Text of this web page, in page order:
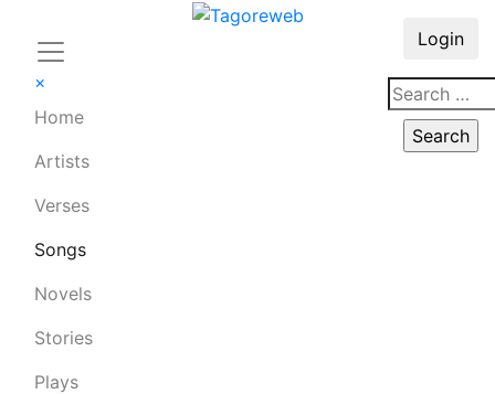
×
Home
Artists
Verses
Songs
Novels
Stories
Plays
Login